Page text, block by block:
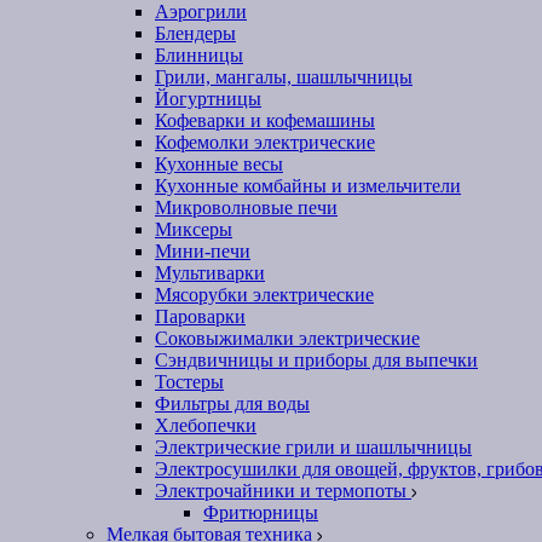
Аэрогрили
Блендеры
Блинницы
Грили, мангалы, шашлычницы
Йогуртницы
Кофеварки и кофемашины
Кофемолки электрические
Кухонные весы
Кухонные комбайны и измельчители
Микроволновые печи
Миксеры
Мини-печи
Мультиварки
Мясорубки электрические
Пароварки
Соковыжималки электрические
Сэндвичницы и приборы для выпечки
Тостеры
Фильтры для воды
Хлебопечки
Электрические грили и шашлычницы
Электросушилки для овощей, фруктов,
Электрочайники и термопоты
Фритюрницы
Мелкая бытовая техника